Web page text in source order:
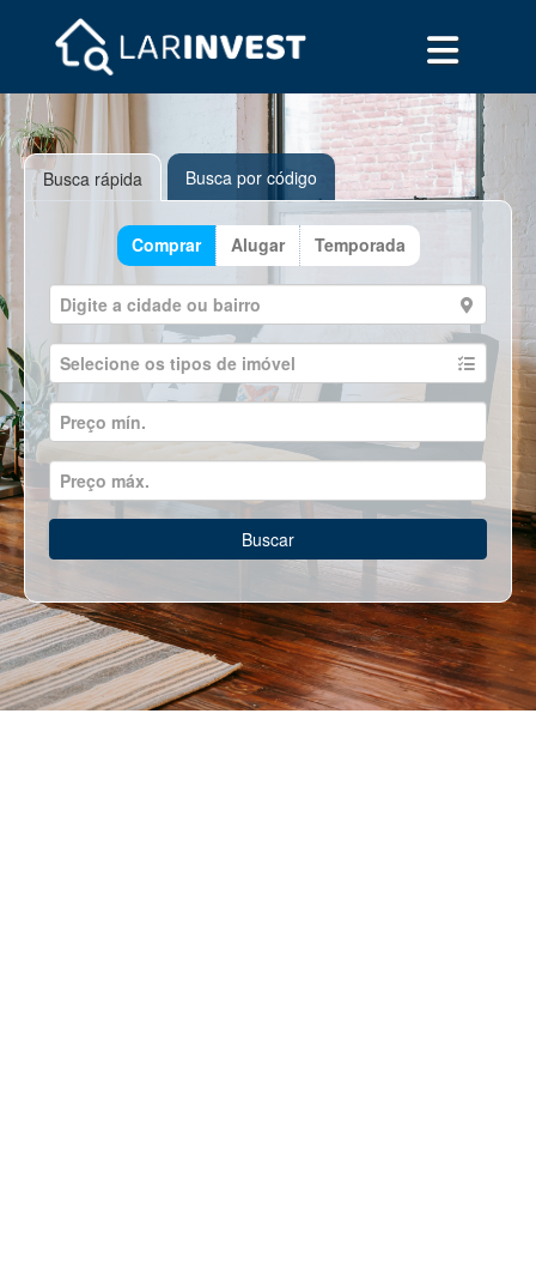
Busca rápida Busca por código
Comprar Alugar Temporada